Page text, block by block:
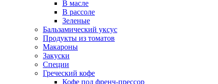
В масле
В рассоле
Зеленые
Бальзамический уксус
Продукты из томатов
Макароны
Закуски
Специи
Греческий кофе
Кофе под френч-прессор